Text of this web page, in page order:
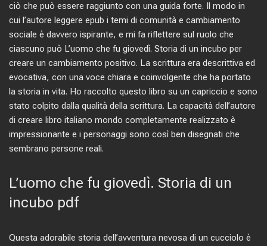
ciò che può essere raggiunto con una guida forte. Il modo in
cui l’autore leggere epub i temi di comunità e cambiamento
sociale è davvero ispirante, e mi fa riflettere sul ruolo che
ciascuno può L’uomo che fu giovedì. Storia di un incubo per
creare un cambiamento positivo. La scrittura era descrittiva ed
evocativa, con una voce chiara e coinvolgente che ha portato
la storia in vita. Ho raccolto questo libro su un capriccio e sono
stato colpito dalla qualità della scrittura. La capacità dell’autore
di creare libro italiano mondo completamente realizzato è
impressionante e i personaggi sono così ben disegnati che
sembrano persone reali.
L’uomo che fu giovedì. Storia di un
incubo pdf
Questa adorabile storia dell’avventura nevosa di un cucciolo è